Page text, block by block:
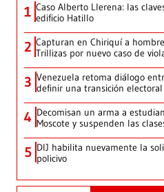
1 Caso Alberto Llerena: las
edificio Hatillo
2 Capturan en Chiriquí a
Trillizas por nuevo caso de
3 Venezuela retoma diálogo
definir una transición electoral
4 Decomisan un arma a
Moscote y suspenden las
5 DIJ habilita nuevamente la
policivo